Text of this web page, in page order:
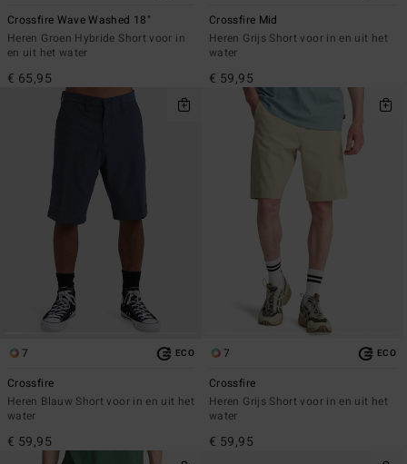
Crossfire Wave Washed 18"
Heren Groen Hybride Short voor in
en uit het water
€ 65,95
Crossfire Mid
Heren Grijs Short voor in en uit het
water
€ 59,95
7 ECO
Crossfire
Heren Blauw Short voor in en uit het
water
€ 59,95
7 ECO
Crossfire
Heren Grijs Short voor in en uit het
water
€ 59,95